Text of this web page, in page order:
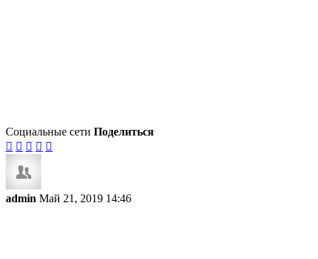
Социальные сети Поделиться
    
admin Май 21, 2019 14:46